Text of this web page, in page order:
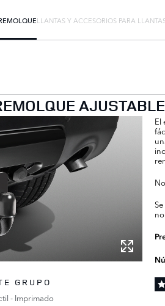
LLANTAS Y ACCESORIOS PARA
El
GRUPO
- Imprimado